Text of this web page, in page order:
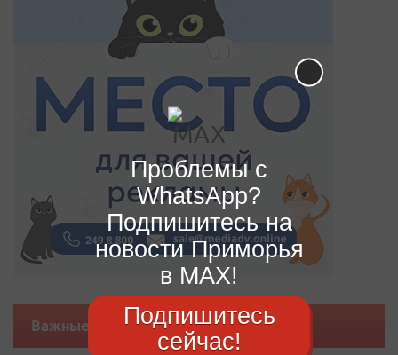
Важные новости
Проблемы с
WhatsApp?
Подпишитесь на
новости Приморья
в MAX!
Подпишитесь
сейчас!